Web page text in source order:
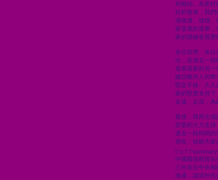
和樞紐。為更好
好的發展，我們
場做通、做穩、
家發展的需要，
家的穩健發展歷
各位領導、各位
出，是過去一
發展需要的另一
建設離岸人民幣
堅定不移、久久
家的堅實支持下
走遠、走深，
最後，我再次
部委的大力支持
過去一段時間
朋友。祝願大
中國國債期貨在
三年前在中央
換通，讓境外投